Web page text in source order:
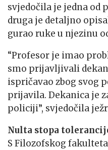
svjedočila je jedna od
druga je detaljno
gurao ruke u njezinu
“Profesor je imao
smo prijavljivali
ispričavao zbog svog
prijavila. Dekanica je
policiji”, svjedočila
Nulta stopa
S Filozofskog